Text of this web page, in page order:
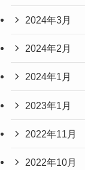
2024年3月
2024年2月
2024年1月
2023年1月
2022年11月
2022年10月